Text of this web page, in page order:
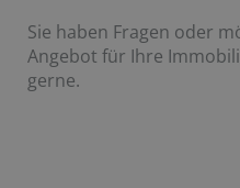
Sie haben Fragen oder
Angebot für Ihre
gerne.